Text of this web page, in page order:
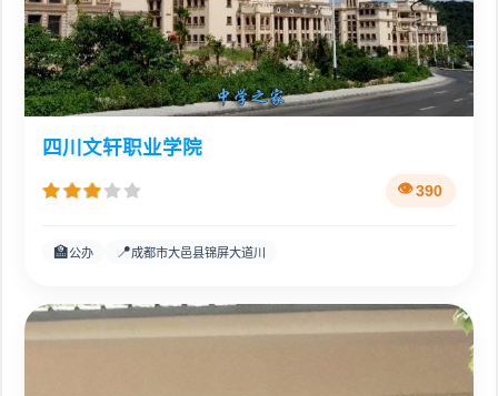
四川文轩职业学院
390
🏫公办 📍成都市大邑县锦屏大道川